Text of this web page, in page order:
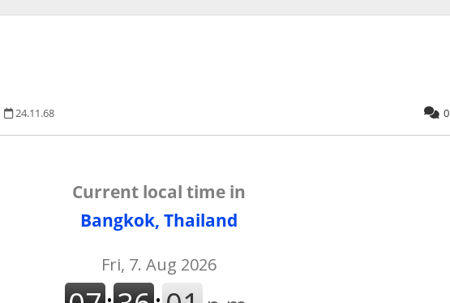
24.11.68 0
Current local time in
Bangkok, Thailand